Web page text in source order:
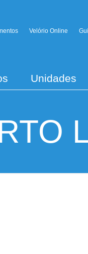
Velório Online
Unidades